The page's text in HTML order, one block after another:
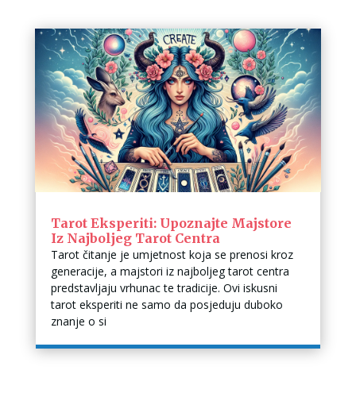
Tarot Eksperiti: Upoznajte Majstore
Iz Najboljeg Tarot Centra
Tarot čitanje je umjetnost koja se prenosi kroz
generacije, a majstori iz najboljeg tarot centra
predstavljaju vrhunac te tradicije. Ovi iskusni
tarot eksperiti ne samo da posjeduju duboko
znanje o si